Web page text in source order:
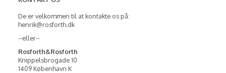
De er velkommen til at kontakte os på:
henrik@rosforth.dk
--eller--
Rosforth&Rosforth
Knippelsbrogade 10
1409 København K